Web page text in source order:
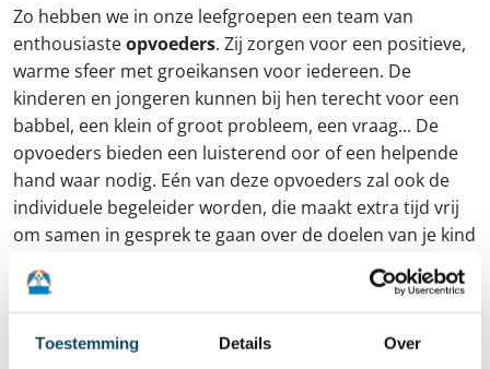
Toestemming Details Over
Zo hebben we in onze leefgroepen een team van
enthousiasteopvoeders. Zij zorgen voor een positieve,
warme sfeer met groeikansen voor iedereen. De
kinderen en jongeren kunnen bij hen terecht voor een
babbel, een klein of groot probleem, een vraag... De
opvoeders bieden een luisterend oor of een helpende
hand waar nodig. Eén van deze opvoeders zal ook de
individuele begeleider worden, die maakt extra tijd vrij
om samen in gesprek te gaan over de doelen van je kind
Naast de opvoeders zijn er nog een aantal
medewerkers die je kind tijdens het traject kunnen
ondersteunen waar nodig: